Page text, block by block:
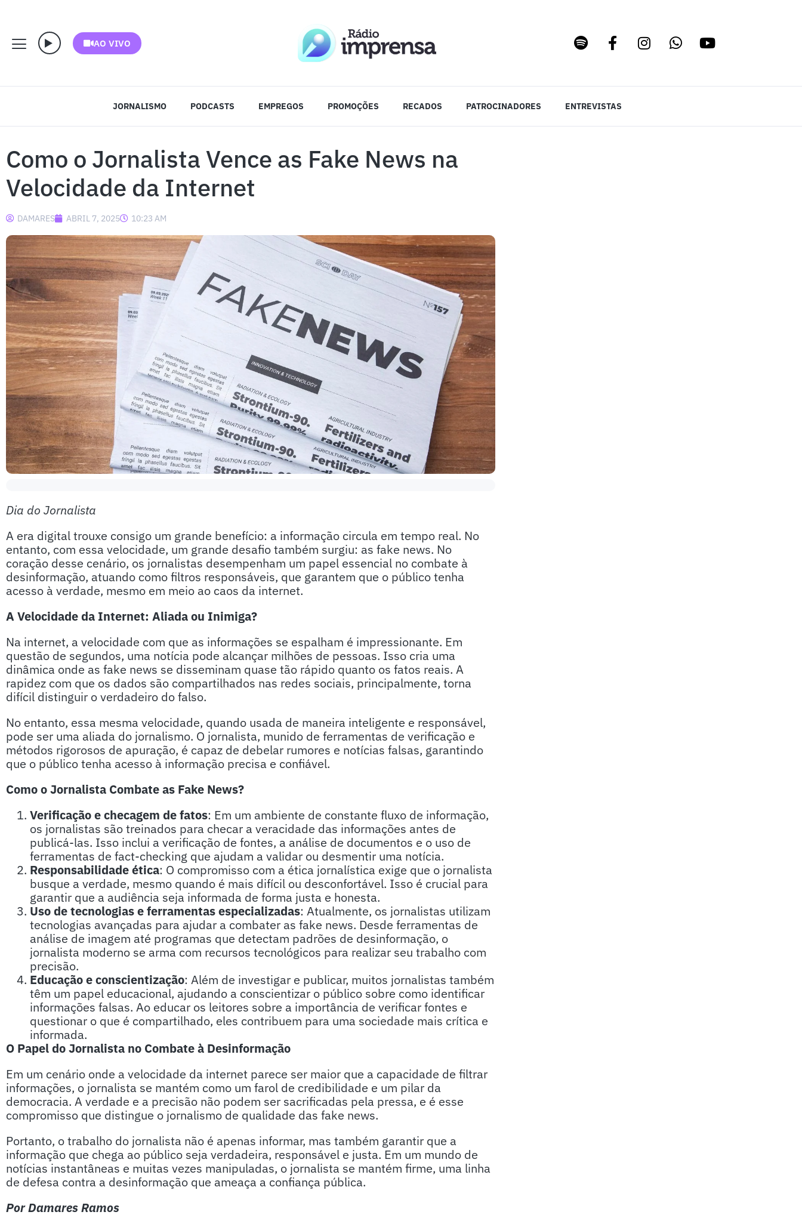
AO VIVO
JORNALISMO PODCASTS EMPREGOS PROMOÇÕES RECADOS PATROCINADORES ENTREVISTAS
Como o Jornalista Vence as Fake News na
Velocidade da Internet
DAMARES ABRIL 7, 2025 10:23 AM
Dia do Jornalista
A era digital trouxe consigo um grande benefício: a informação circula em tempo real. No
entanto, com essa velocidade, um grande desafio também surgiu: as fake news. No
coração desse cenário, os jornalistas desempenham um papel essencial no combate à
desinformação, atuando como filtros responsáveis, que garantem que o público tenha
acesso à verdade, mesmo em meio ao caos da internet.
A Velocidade da Internet: Aliada ou Inimiga?
Na internet, a velocidade com que as informações se espalham é impressionante. Em
questão de segundos, uma notícia pode alcançar milhões de pessoas. Isso cria uma
dinâmica onde as fake news se disseminam quase tão rápido quanto os fatos reais. A
rapidez com que os dados são compartilhados nas redes sociais, principalmente, torna
difícil distinguir o verdadeiro do falso.
No entanto, essa mesma velocidade, quando usada de maneira inteligente e responsável,
pode ser uma aliada do jornalismo. O jornalista, munido de ferramentas de verificação e
métodos rigorosos de apuração, é capaz de debelar rumores e notícias falsas, garantindo
que o público tenha acesso à informação precisa e confiável.
Como o Jornalista Combate as Fake News?
Verificação e checagem de fatos: Em um ambiente de constante fluxo de informação,
os jornalistas são treinados para checar a veracidade das informações antes de
publicá-las. Isso inclui a verificação de fontes, a análise de documentos e o uso de
ferramentas de fact-checking que ajudam a validar ou desmentir uma notícia.
Responsabilidade ética: O compromisso com a ética jornalística exige que o jornalista
busque a verdade, mesmo quando é mais difícil ou desconfortável. Isso é crucial para
garantir que a audiência seja informada de forma justa e honesta.
Uso de tecnologias e ferramentas especializadas: Atualmente, os jornalistas utilizam
tecnologias avançadas para ajudar a combater as fake news. Desde ferramentas de
análise de imagem até programas que detectam padrões de desinformação, o
jornalista moderno se arma com recursos tecnológicos para realizar seu trabalho com
precisão.
Educação e conscientização: Além de investigar e publicar, muitos jornalistas também
têm um papel educacional, ajudando a conscientizar o público sobre como identificar
informações falsas. Ao educar os leitores sobre a importância de verificar fontes e
questionar o que é compartilhado, eles contribuem para uma sociedade mais crítica e
informada.
O Papel do Jornalista no Combate à Desinformação
Em um cenário onde a velocidade da internet parece ser maior que a capacidade de filtrar
informações, o jornalista se mantém como um farol de credibilidade e um pilar da
democracia. A verdade e a precisão não podem ser sacrificadas pela pressa, e é esse
compromisso que distingue o jornalismo de qualidade das fake news.
Portanto, o trabalho do jornalista não é apenas informar, mas também garantir que a
informação que chega ao público seja verdadeira, responsável e justa. Em um mundo de
notícias instantâneas e muitas vezes manipuladas, o jornalista se mantém firme, uma linha
de defesa contra a desinformação que ameaça a confiança pública.
Por Damares Ramos